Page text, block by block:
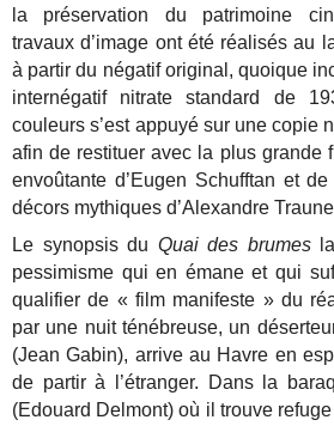
la préservation du patrimoine
travaux d’image ont été réalisés au
à partir du négatif original, quoique
internégatif nitrate standard de
couleurs s’est appuyé sur une copie
afin de restituer avec la plus grande
envoûtante d’Eugen Schufftan et
décors mythiques d’Alexandre
Le synopsis du Quai des brumes
pessimisme qui en émane et qui
qualifier de « film manifeste » du
par une nuit ténébreuse, un
(Jean Gabin), arrive au Havre en
de partir à l’étranger. Dans la
(Edouard Delmont) où il trouve